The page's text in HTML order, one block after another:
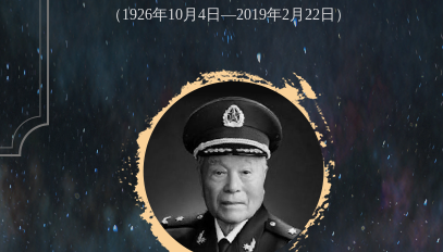
（1926年10月4日—2019年2月22日）